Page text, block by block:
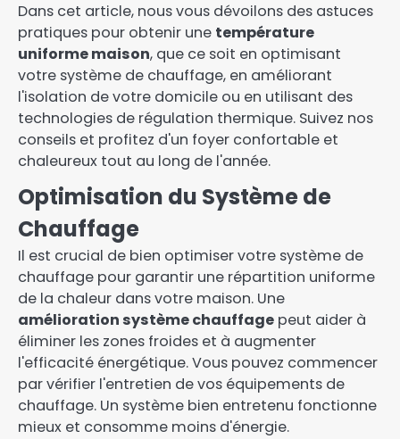
Dans cet article, nous vous dévoilons des astuces
pratiques pour obtenir une température
uniforme maison, que ce soit en optimisant
votre système de chauffage, en améliorant
l'isolation de votre domicile ou en utilisant des
technologies de régulation thermique. Suivez nos
conseils et profitez d'un foyer confortable et
chaleureux tout au long de l'année.
Optimisation du Système de
Chauffage
Il est crucial de bien optimiser votre système de
chauffage pour garantir une répartition uniforme
de la chaleur dans votre maison. Une
amélioration système chauffage peut aider à
éliminer les zones froides et à augmenter
l'efficacité énergétique. Vous pouvez commencer
par vérifier l'entretien de vos équipements de
chauffage. Un système bien entretenu fonctionne
mieux et consomme moins d'énergie.